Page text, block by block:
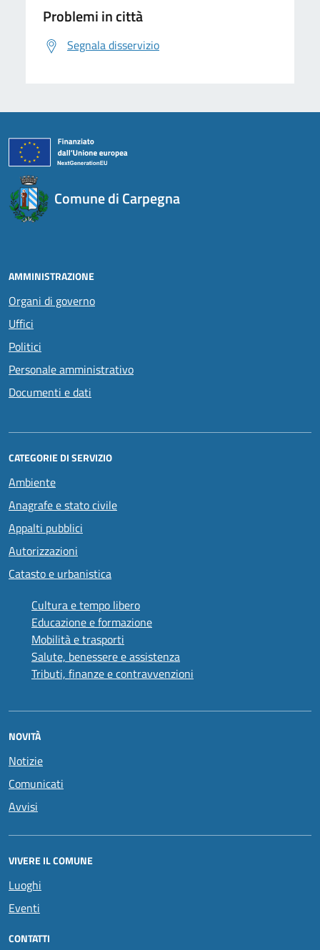
Problemi in città
Segnala disservizio
Comune di Carpegna
AMMINISTRAZIONE
Organi di governo
Uffici
Politici
Personale amministrativo
Documenti e dati
CATEGORIE DI SERVIZIO
Ambiente
Anagrafe e stato civile
Appalti pubblici
Autorizzazioni
Catasto e urbanistica
Cultura e tempo libero
Educazione e formazione
Mobilità e trasporti
Salute, benessere e assistenza
Tributi, finanze e contravvenzioni
NOVITÀ
Notizie
Comunicati
Avvisi
VIVERE IL COMUNE
Luoghi
Eventi
CONTATTI